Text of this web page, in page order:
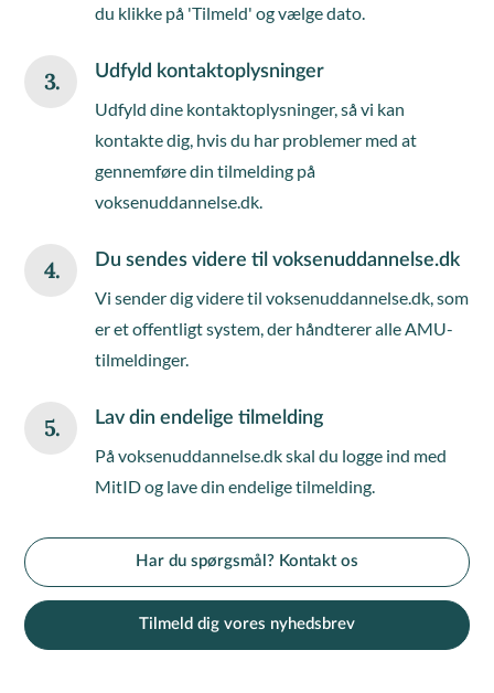
du klikke på 'Tilmeld' og vælge dato.
3. Udfyld kontaktoplysninger
Udfyld dine kontaktoplysninger, så vi kan
kontakte dig, hvis du har problemer med at
gennemføre din tilmelding på
voksenuddannelse.dk.
4. Du sendes videre til voksenuddannelse.dk
Vi sender dig videre til voksenuddannelse.dk, som
er et offentligt system, der håndterer alle AMU-
tilmeldinger.
5. Lav din endelige tilmelding
På voksenuddannelse.dk skal du logge ind med
MitID og lave din endelige tilmelding.
Har du spørgsmål? Kontakt os
Tilmeld dig vores nyhedsbrev